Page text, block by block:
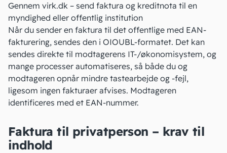
Gennem virk.dk – send faktura og kreditnota til en
myndighed eller offentlig institution
Når du sender en faktura til det offentlige med EAN-
fakturering, sendes den i OIOUBL-formatet. Det kan
sendes direkte til modtagerens IT-/økonomisystem, og
mange processer automatiseres, så både du og
modtageren opnår mindre tastearbejde og -fejl,
ligesom ingen fakturaer afvises. Modtageren
identificeres med et EAN-nummer.
Faktura til privatperson – krav til
indhold